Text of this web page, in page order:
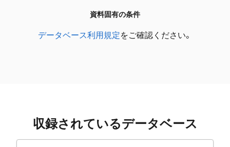
資料固有の条件
データベース利用規定をご確認ください。
収録されているデータベース